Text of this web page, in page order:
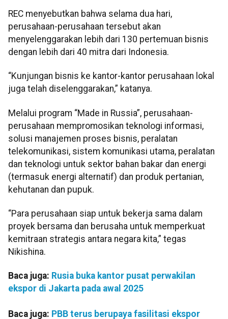
REC menyebutkan bahwa selama dua hari,
perusahaan-perusahaan tersebut akan
menyelenggarakan lebih dari 130 pertemuan bisnis
dengan lebih dari 40 mitra dari Indonesia.
“Kunjungan bisnis ke kantor-kantor perusahaan lokal
juga telah diselenggarakan,” katanya.
Melalui program “Made in Russia”, perusahaan-
perusahaan mempromosikan teknologi informasi,
solusi manajemen proses bisnis, peralatan
telekomunikasi, sistem komunikasi utama, peralatan
dan teknologi untuk sektor bahan bakar dan energi
(termasuk energi alternatif) dan produk pertanian,
kehutanan dan pupuk.
“Para perusahaan siap untuk bekerja sama dalam
proyek bersama dan berusaha untuk memperkuat
kemitraan strategis antara negara kita,” tegas
Nikishina.
Baca juga: Rusia buka kantor pusat perwakilan
ekspor di Jakarta pada awal 2025
Baca juga: PBB terus berupaya fasilitasi ekspor